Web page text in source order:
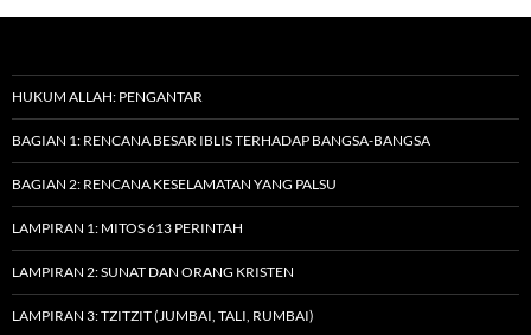
HUKUM ALLAH: PENGANTAR
BAGIAN 1: RENCANA BESAR IBLIS TERHADAP BANGSA-BANGSA
BAGIAN 2: RENCANA KESELAMATAN YANG PALSU
LAMPIRAN 1: MITOS 613 PERINTAH
LAMPIRAN 2: SUNAT DAN ORANG KRISTEN
LAMPIRAN 3: TZITZIT (JUMBAI, TALI, RUMBAI)